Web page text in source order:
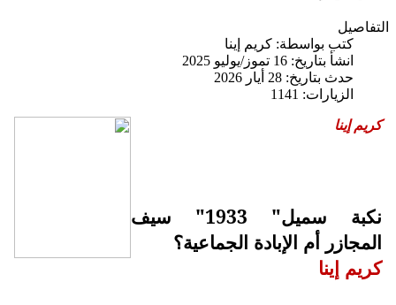
التفاصيل
كتب بواسطة: كريم إينا
انشأ بتاريخ: 16 تموز/يوليو 2025
حدث بتاريخ: 28 أيار 2026
الزيارات: 1141
كريم إينا
نكبة سميل" 1933" سيف
المجازر أم الإبادة الجماعية؟
كريم إينا